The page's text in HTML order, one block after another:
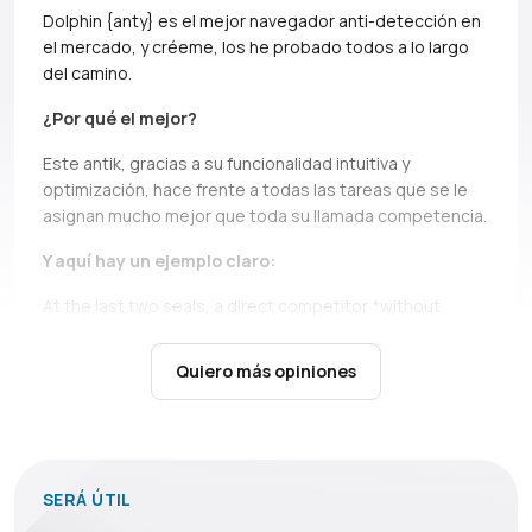
Quiero más opiniones
Dolphin {anty} es el mejor navegador anti-detección en
el mercado, y créeme, los he probado todos a lo largo
del camino.
¿Por qué el mejor?
Este antik, gracias a su funcionalidad intuitiva y
optimización, hace frente a todas las tareas que se le
asignan mucho mejor que toda su llamada competencia.
Y aquí hay un ejemplo claro:
At the last two seals, a direct competitor *without
It’s not only about high load during the queue,
there are cases when you just can’t open profiles during
es simplemente indispensable:
SERÁ ÚTIL